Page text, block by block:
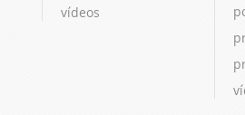
vídeos